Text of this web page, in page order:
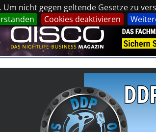
nicht gegen geltende Gesetze zu
Cookies deaktivieren